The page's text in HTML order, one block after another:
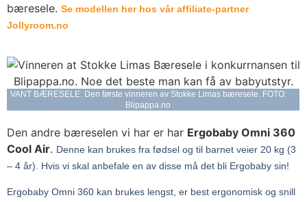
bæresele. Se modellen her hos vår affiliate-partner
Jollyroom.no
VANT BÆRESELE: Den første vinneren av Stokke Limas bæresele. FOTO:
Blipappa.no
Den andre bæreselen vi har er har Ergobaby Omni 360
Cool Air. Denne kan brukes fra fødsel og til barnet veier 20 kg (3
– 4 år). Hvis vi skal anbefale en av disse må det bli Ergobaby sin!
Ergobaby Omni 360 kan brukes lengst, er best ergonomisk og snill